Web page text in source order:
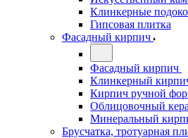
Клинкерные
Гипсовая плитка
Фасадный кирпич
Фасадный кирпич
Клинкерный
Кирпич ручной
Облицовочный
Минеральный
Брусчатка, тротуарная